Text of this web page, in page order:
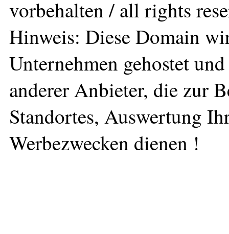
vorbehalten / all rights
Hinweis: Diese Domain
Unternehmen gehostet
anderer Anbieter, die zur
Standortes, Auswertung
Werbezwecken dienen !